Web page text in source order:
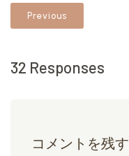
Previous
32 Responses
コメントを残す